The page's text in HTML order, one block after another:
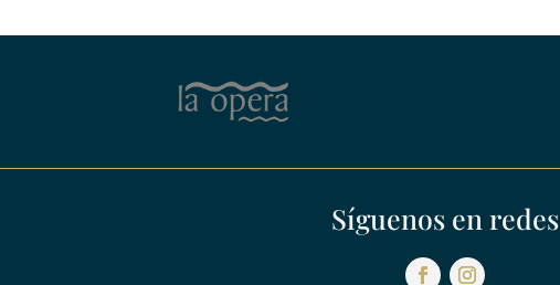
Síguenos en redes